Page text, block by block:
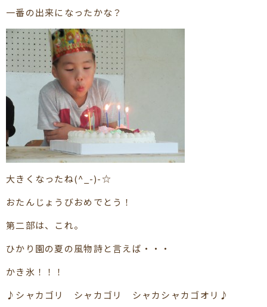
一番の出来になったかな？
大きくなったね(^_-)-☆
おたんじょうびおめでとう！
第二部は、これ。
ひかり園の夏の風物詩と言えば・・・
かき氷！！！
♪シャカゴリ シャカゴリ シャカシャカゴオリ♪